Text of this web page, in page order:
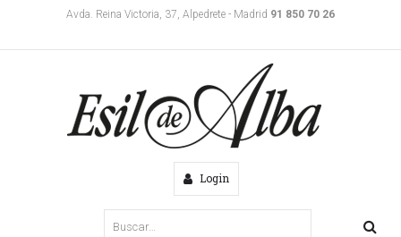
Avda. Reina Victoria, 37, Alpedrete - Madrid 91 850 70 26
Login